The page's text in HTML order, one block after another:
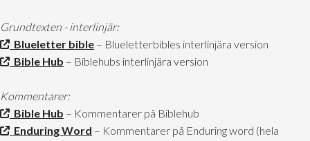
Grundtexten - interlinjär:
Blueletter bible – Blueletterbibles interlinjära version
Bible Hub – Biblehubs interlinjära version
Kommentarer:
Bible Hub – Kommentarer på Biblehub
Enduring Word – Kommentarer på Enduring word (hela